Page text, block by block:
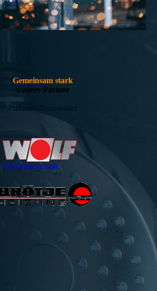
Gemeinsam stark
Unsere Partner
Pulheim-Brauweiler
Wolf Heiztechnik